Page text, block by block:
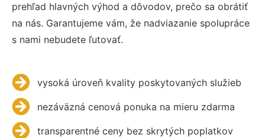
prehľad hlavných výhod a dôvodov, prečo sa obrátiť
na nás. Garantujeme vám, že nadviazanie spolupráce
s nami nebudete ľutovať.
vysoká úroveň kvality poskytovaných služieb
nezáväzná cenová ponuka na mieru zdarma
transparentné ceny bez skrytých poplatkov